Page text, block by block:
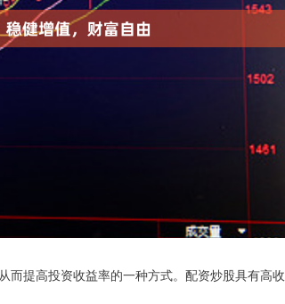
而提高投资收益率的一种方式。配资炒股具有高收